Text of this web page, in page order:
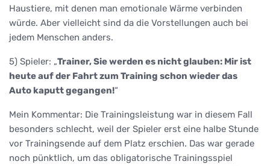
Haustiere, mit denen man emotionale Wärme verbinden
würde. Aber vielleicht sind da die Vorstellungen auch bei
jedem Menschen anders.
5) Spieler: „Trainer, Sie werden es nicht glauben: Mir ist
heute auf der Fahrt zum Training schon wieder das
Auto kaputt gegangen!“
Mein Kommentar: Die Trainingsleistung war in diesem Fall
besonders schlecht, weil der Spieler erst eine halbe Stunde
vor Trainingsende auf dem Platz erschien. Das war gerade
noch pünktlich, um das obligatorische Trainingsspiel